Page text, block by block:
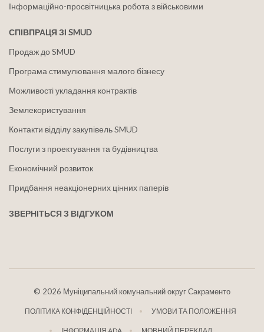
Інформаційно-просвітницька робота з військовими
СПІВПРАЦЯ ЗІ SMUD
Продаж до SMUD
Програма стимулювання малого бізнесу
Можливості укладання контрактів
Землекористування
Контакти відділу закупівель SMUD
Послуги з проектування та будівництва
Економічний розвиток
Придбання неакціонерних цінних паперів
ЗВЕРНІТЬСЯ З ВІДГУКОМ
© 2026 Муніципальний комунальний округ Сакраменто
ПОЛІТИКА КОНФІДЕНЦІЙНОСТІ УМОВИ ТА ПОЛОЖЕННЯ
ІНФОРМАЦІЯ ADA МОВНИЙ ПЕРЕКЛАД